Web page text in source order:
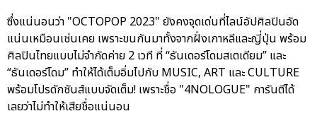
ซึ่งแน่นอนว่า "OCTOPOP 2023" ยังคงจุดเด่นที่ไลน์อัปศิลปินอัด
แน่นเหมือนเช่นเคย เพราะขนกันมาทั้งจากฝั่งเกาหลีและญี่ปุ่น พร้อม
ศิลปินไทยแบบไม่จำกัดค่าย 2 เวที ที่ “ธันเดอร์โดมสเตเดียม” และ
“ธันเดอร์โดม” ทำให้ได้เต็มอิ่มไปกับ MUSIC, ART และ CULTURE
พร้อมโปรดักชันส์แบบจัดเต็ม! เพราะชื่อ "4NOLOGUE" การันตีได้
เลยว่าไม่ทำให้เสียชื่อแน่นอน